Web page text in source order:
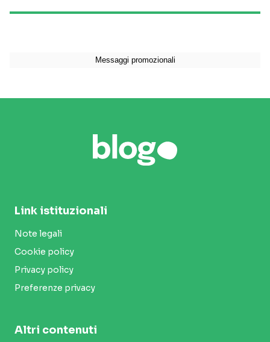
Link istituzionali
Note legali
Cookie policy
Privacy policy
Preferenze privacy
Altri contenuti